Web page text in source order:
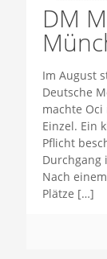
DM
Im August
Deutsche
machte
Einzel. Ein
Pflicht
Durchgang
Nach
Plätze […]